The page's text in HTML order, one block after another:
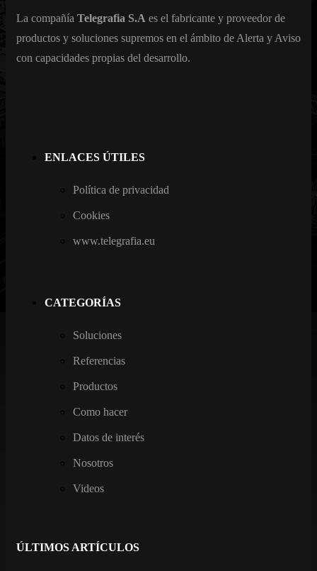
La compañía Telegrafia S.A es el fabricante y proveedor de
productos y soluciones supremos en el ámbito de Alerta y Aviso
con capacidades propias del desarrollo.
ENLACES ÚTILES
Política de privacidad
Cookies
www.telegrafia.eu
CATEGORÍAS
Soluciones
Referencias
Productos
Como hacer
Datos de interés
Nosotros
Videos
ÚLTIMOS ARTÍCULOS